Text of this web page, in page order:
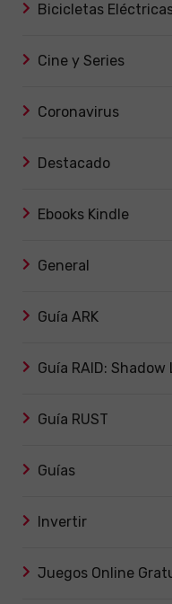
Bicicletas
Cine y Series
Coronavirus
Destacado
Ebooks Kindle
General
Guía ARK
Guía RAID:
Guía RUST
Guías
Invertir
Juegos Online